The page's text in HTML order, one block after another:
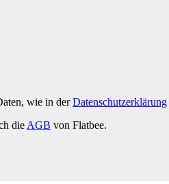
wie in derDatenschutzerklärung
die AGB von Flatbee.